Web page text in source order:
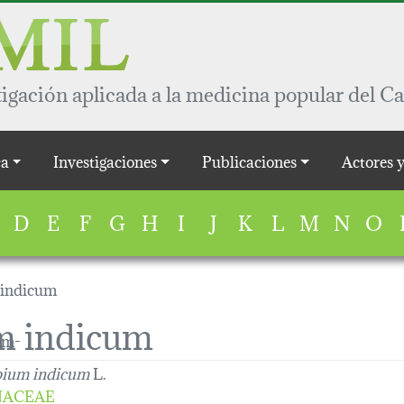
aplicada a la medicina popular del
Investigaciones Publicaciones Actores
D E F G H I J K L M N O
indicum
indicumL.